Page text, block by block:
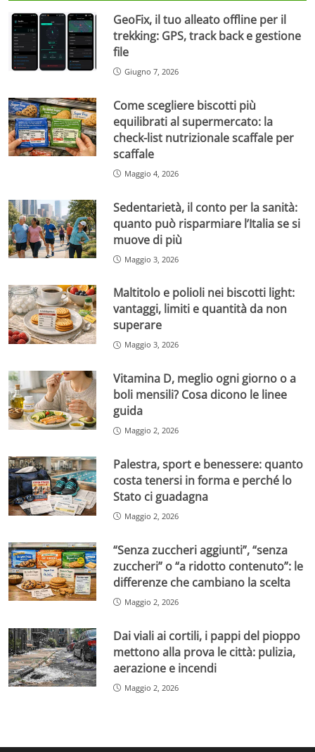
GeoFix, il tuo alleato offline per il
trekking: GPS, track back e gestione
file
Giugno 7, 2026
Come scegliere biscotti più
equilibrati al supermercato: la
check-list nutrizionale scaffale per
scaffale
Maggio 4, 2026
Sedentarietà, il conto per la sanità:
quanto può risparmiare l’Italia se si
muove di più
Maggio 3, 2026
Maltitolo e polioli nei biscotti light:
vantaggi, limiti e quantità da non
superare
Maggio 3, 2026
Vitamina D, meglio ogni giorno o a
boli mensili? Cosa dicono le linee
guida
Maggio 2, 2026
Palestra, sport e benessere: quanto
costa tenersi in forma e perché lo
Stato ci guadagna
Maggio 2, 2026
“Senza zuccheri aggiunti”, “senza
zuccheri” o “a ridotto contenuto”: le
differenze che cambiano la scelta
Maggio 2, 2026
Dai viali ai cortili, i pappi del pioppo
mettono alla prova le città: pulizia,
aerazione e incendi
Maggio 2, 2026